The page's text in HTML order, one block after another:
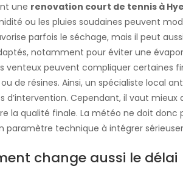
une renovation court de tennis à
ou les pluies soudaines peuvent
parfois le séchage, mais il peut
notamment pour éviter une
venteux peuvent compliquer certaines
de résines. Ainsi, un spécialiste local
d’intervention. Cependant, il vaut mieux
la qualité finale. La météo ne doit donc
paramètre technique à intégrer
change aussi le délai